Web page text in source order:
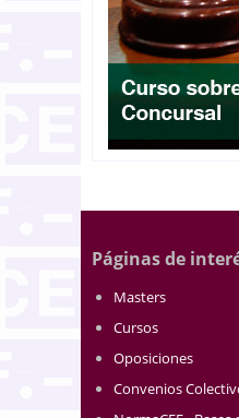
Páginas de
Masters
Cursos
Oposiciones
Convenios